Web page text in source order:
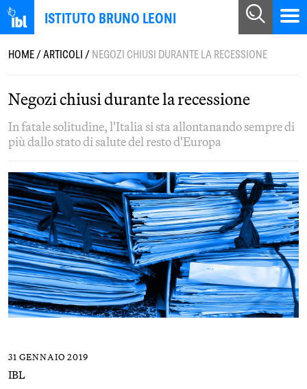
ISTITUTO BRUNO LEONI
HOME/ARTICOLI/NEGOZI CHIUSI DURANTE LA RECESSIONE
Negozi chiusi durante la recessione
In fatale solitudine, l'Italia si sta allontanando sempre di
più dallo stato di salute del resto d'Europa
31 GENNAIO 2019
IBL